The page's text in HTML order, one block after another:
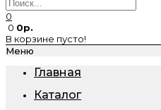
0
0 0р.
В корзине пусто!
Меню
Главная
Каталог